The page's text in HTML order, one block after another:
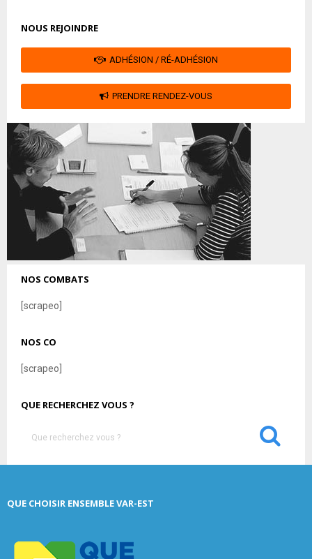
NOUS REJOINDRE
ADHÉSION / RÉ-ADHÉSION
PRENDRE RENDEZ-VOUS
NOS COMBATS
[scrapeo]
NOS CO
[scrapeo]
QUE RECHERCHEZ VOUS ?
h
S
QUE CHOISIR ENSEMBLE VAR-EST